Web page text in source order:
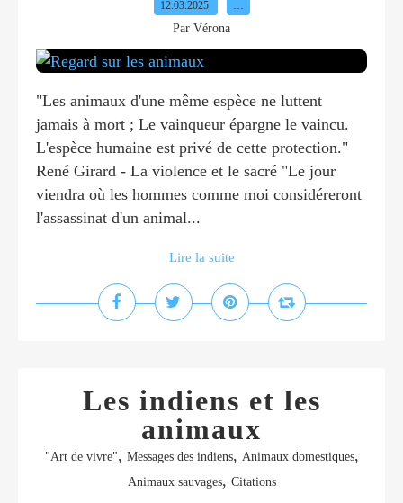
12.03.2025 …
Par Vérona
"Les animaux d'une même espèce ne luttent
jamais à mort ; Le vainqueur épargne le vaincu.
L'espèce humaine est privé de cette protection."
René Girard - La violence et le sacré "Le jour
viendra où les hommes comme moi considéreront
l'assassinat d'un animal...
Lire la suite
Les indiens et les
animaux
"Art de vivre", Messages des indiens, Animaux domestiques,
Animaux sauvages, Citations